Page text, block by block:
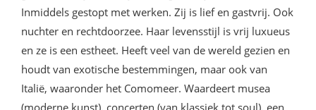
Inmiddels gestopt met werken. Zij is lief en gastvrij. Ook
nuchter en rechtdoorzee. Haar levensstijl is vrij luxueus
en ze is een estheet. Heeft veel van de wereld gezien en
houdt van exotische bestemmingen, maar ook van
Italië, waaronder het Comomeer. Waardeert musea
(moderne kunst), concerten (van klassiek tot soul), een